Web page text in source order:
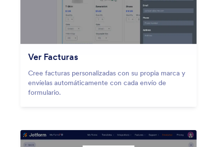
Ver Facturas
Cree facturas personalizadas con su propia marca y
envíelas automáticamente con cada envío de
formulario.